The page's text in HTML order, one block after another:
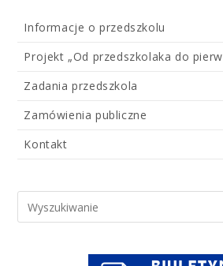
Informacje o przedszkolu
Projekt „Od przedszkolaka do
Zadania przedszkola
Zamówienia publiczne
Kontakt